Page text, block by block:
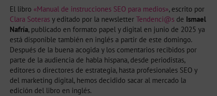
El libro «Manual de instrucciones SEO para medios», escrito por
Clara Soteras y editado por la newsletter Tendenci@s de Ismael
Nafría, publicado en formato papel y digital en junio de 2025 ya
está disponible también en inglés a partir de este domingo.
Después de la buena acogida y los comentarios recibidos por
parte de la audiencia de habla hispana, desde periodistas,
editores o directores de estrategia, hasta profesionales SEO y
del marketing digital, hemos decidido sacar al mercado la
edición del libro en inglés.